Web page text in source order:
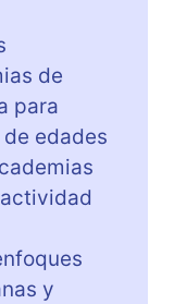
de
para
edades
y